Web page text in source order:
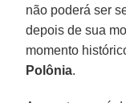
não poderá ser
depois de sua
momento
Polônia.